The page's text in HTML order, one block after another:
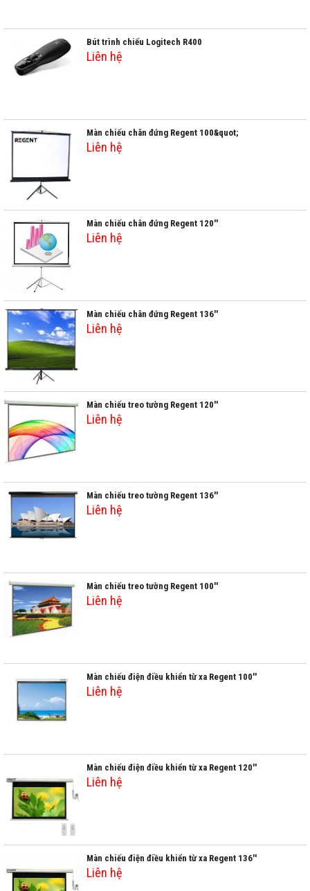
Bút trình chiếu Logitech R400
Liên hệ
Màn chiếu chân đứng Regent 100&quot;
Liên hệ
Màn chiếu chân đứng Regent 120''
Liên hệ
Màn chiếu chân đứng Regent 136''
Liên hệ
Màn chiếu treo tường Regent 120''
Liên hệ
Màn chiếu treo tường Regent 136''
Liên hệ
Màn chiếu treo tường Regent 100''
Liên hệ
Màn chiếu điện điều khiển từ xa Regent 100''
Liên hệ
Màn chiếu điện điều khiển từ xa Regent 120''
Liên hệ
Màn chiếu điện điều khiển từ xa Regent 136''
Liên hệ